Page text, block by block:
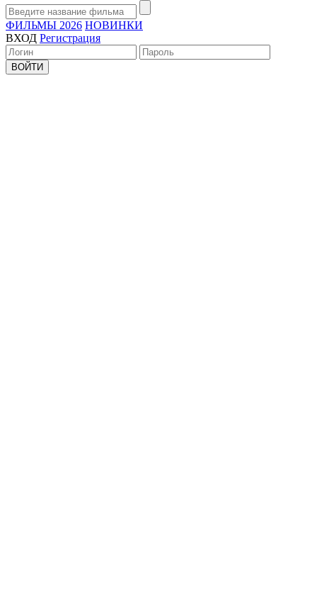
ФИЛЬМЫ 2026 НОВИНКИ
ВХОД Регистрация